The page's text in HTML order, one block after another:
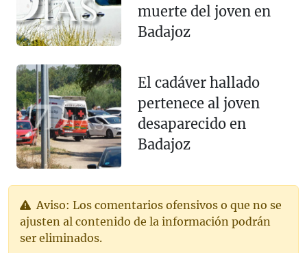
muerte del joven en
Badajoz
El cadáver hallado
pertenece al joven
desaparecido en
Badajoz
Aviso: Los comentarios ofensivos o que no se
ajusten al contenido de la información podrán
ser eliminados.